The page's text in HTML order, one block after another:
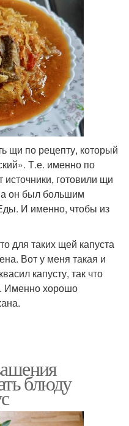
щи по рецепту, который
Т.е. именно по
источники, готовили щи
он был большим
И именно, чтобы из
для таких щей капуста
Вот у меня такая и
капусту, так что
Именно хорошо
блюду